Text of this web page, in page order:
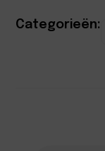
Categorieën: